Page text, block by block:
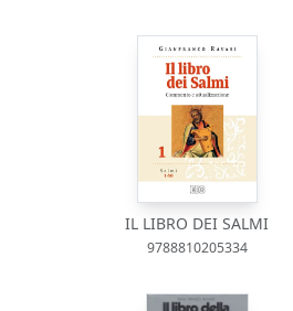
IL LIBRO DEI SALMI
9788810205334